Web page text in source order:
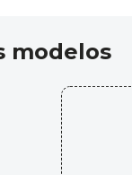
modelos